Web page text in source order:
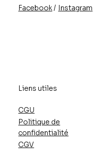
Facebook/ Instagram
Liens utiles
CGU
CGV
Politique de
confidentialité